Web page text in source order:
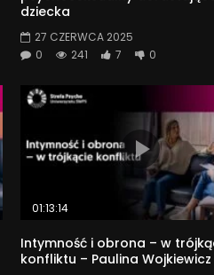
dziecka
27 CZERWCA 2025
0
241 7 0
Watch Later
01:13:14
Intymność i obrona – w
konfliktu – Paulina Wojkiewicz